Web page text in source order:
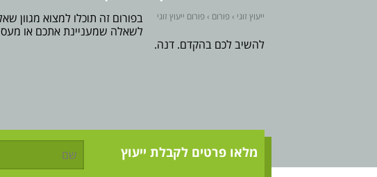
ייעוץ זוגי › פורום › פורום ייעוץ זוגי
בפורום זה תוכלו למצוא מגוון
לשאלה שמעניינת אתכם או
להשיב לכם בהקדם. דנה.
מלאו פרטים לקבלת ייעוץ